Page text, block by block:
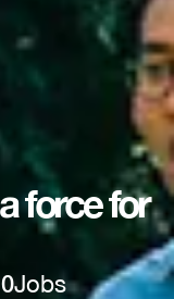
force for
0Jobs